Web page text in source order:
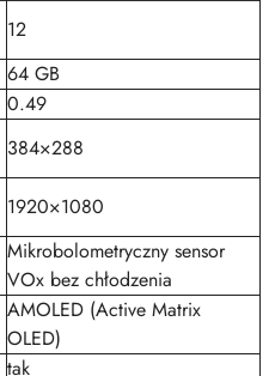
12
64 GB
0.49
384×288
1920×1080
Mikrobolometryczny sensor
VOx bez chłodzenia
AMOLED (Active Matrix
OLED)
tak